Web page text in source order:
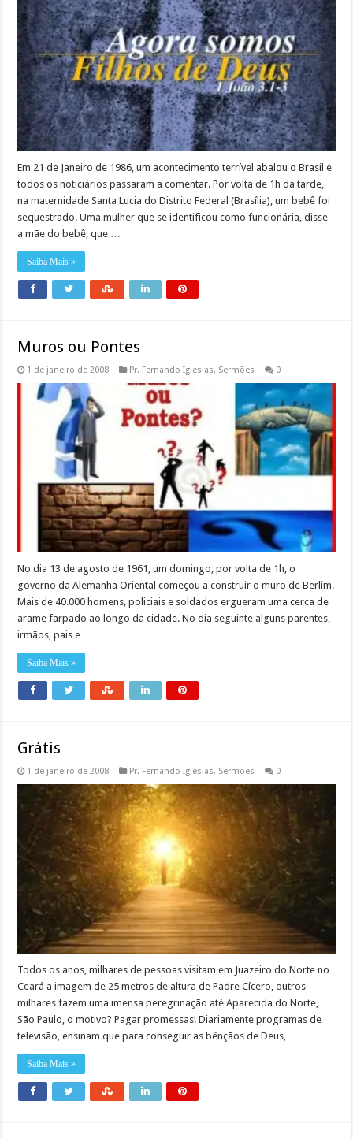
Em 21 de Janeiro de 1986, um acontecimento terrível abalou o Brasil e
todos os noticiários passaram a comentar. Por volta de 1h da tarde,
na maternidade Santa Lucia do Distrito Federal (Brasília), um bebê foi
seqüestrado. Uma mulher que se identificou como funcionária, disse
a mãe do bebê, que …
Saiba Mais »
Muros ou Pontes
1 de janeiro de 2008 Pr. Fernando Iglesias, Sermões 0
No dia 13 de agosto de 1961, um domingo, por volta de 1h, o
governo da Alemanha Oriental começou a construir o muro de Berlim.
Mais de 40.000 homens, policiais e soldados ergueram uma cerca de
arame farpado ao longo da cidade. No dia seguinte alguns parentes,
irmãos, pais e …
Saiba Mais »
Grátis
1 de janeiro de 2008 Pr. Fernando Iglesias, Sermões 0
Todos os anos, milhares de pessoas visitam em Juazeiro do Norte no
Ceará a imagem de 25 metros de altura de Padre Cícero, outros
milhares fazem uma imensa peregrinação até Aparecida do Norte,
São Paulo, o motivo? Pagar promessas! Diariamente programas de
televisão, ensinam que para conseguir as bênçãos de Deus, …
Saiba Mais »